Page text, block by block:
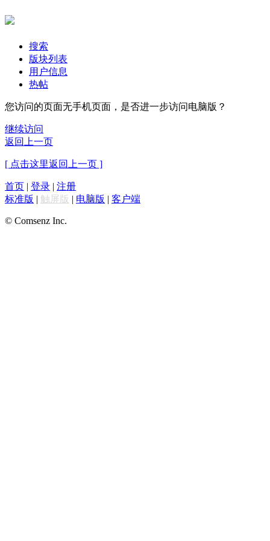
搜索
版块列表
用户信息
热帖
您访问的页面无手机页面，是否进一步访问电脑版？
继续访问
返回上一页
[ 点击这里返回上一页 ]
首页 | 登录 | 注册
标准版 | 触屏版 | 电脑版 | 客户端
© Comsenz Inc.